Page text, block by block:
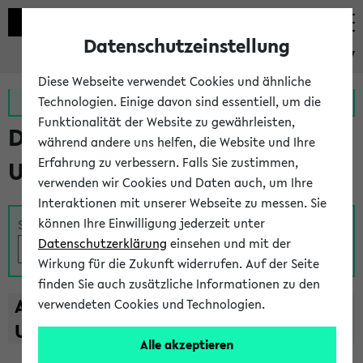
eKVV
Zur MeineUni App Zum MeineUni Portal
Das Lehrangebot der
Universität Bielefeld
Suche
A B C D E F G H I J K L M N O
U
V W X Y
Z
Datenschutzeinstellung
Diese Webseite verwendet Cookies und ähnliche
Technologien. Einige davon sind essentiell, um die
Funktionalität der Website zu gewährleisten,
während andere uns helfen, die Website und Ihre
Erfahrung zu verbessern. Falls Sie zustimmen,
verwenden wir Cookies und Daten auch, um Ihre
Interaktionen mit unserer Webseite zu messen. Sie
können Ihre Einwilligung jederzeit unter
Datenschutzerklärung einsehen und mit der
Wirkung für die Zukunft widerrufen. Auf der Seite
finden Sie auch zusätzliche Informationen zu den
verwendeten Cookies und Technologien.
Alle akzeptieren